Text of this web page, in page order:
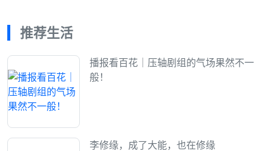
推荐生活
播报看百花｜压轴剧组的气场果然不一
般！
李修缘，成了大能，也在修缘